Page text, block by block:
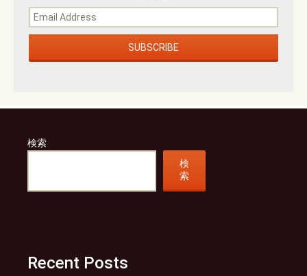
検索
検
索
Recent Posts